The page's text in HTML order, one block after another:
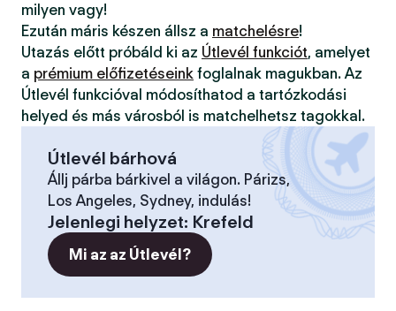
milyen vagy!
Ezután máris készen állsz a matchelésre!
Utazás előtt próbáld ki az Útlevél funkciót, amelyet
a prémium előfizetéseink foglalnak magukban. Az
Útlevél funkcióval módosíthatod a tartózkodási
helyed és más városból is matchelhetsz tagokkal.
Útlevél bárhová
Állj párba bárkivel a világon. Párizs,
Los Angeles, Sydney, indulás!
Jelenlegi helyzet: Krefeld
Mi az az Útlevél?